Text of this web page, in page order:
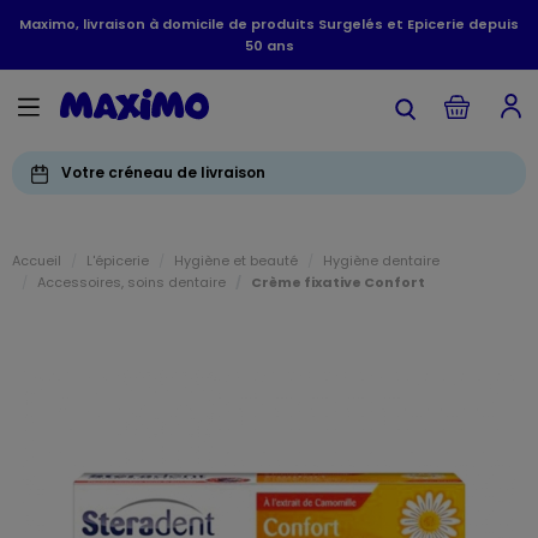
Maximo, livraison à domicile de produits Surgelés et Epicerie depuis
50 ans
Votre créneau de livraison
Accueil L'épicerie Hygiène et beauté
Hygiène dentaire
Accessoires, soins dentaire
Crème fixative Confort